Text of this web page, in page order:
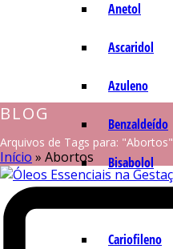
Anetol
Ascaridol
Azuleno
Benzaldeído
Bisabolol
Cariofileno
BLOG
Arquivos de Tags para: "Abortos"
Início » Abortos